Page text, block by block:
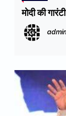
मोदी की